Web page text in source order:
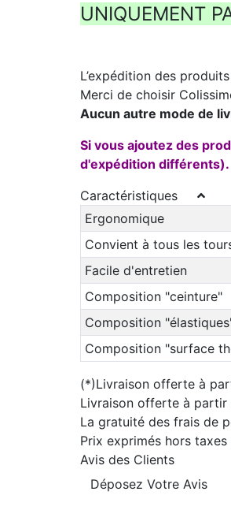
UNIQUEMENT
L’expédition des
Merci de choisir
Aucun autre mode de
Si vous ajoutez des
d'expédition différents).
Caractéristiques
Ergonomique
Convient à tous les
Facile d'entretien
Composition "ceinture"
Composition
Composition "surface
(*)Livraison offerte à
Livraison offerte à partir
La gratuité des frais de
Prix exprimés hors
Avis des Clients
Déposez Votre Avis